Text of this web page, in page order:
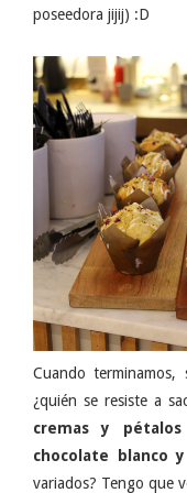
poseedora jijij) :D
Cuando terminamos,
¿quién se resiste a
cremas y pétalos
chocolate blanco
variados? Tengo que